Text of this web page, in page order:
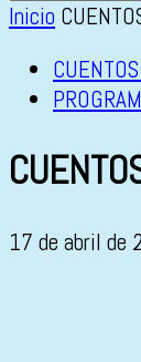
Inicio
17 de abril de